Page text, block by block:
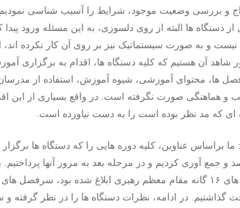
و بررسی وضعیت موجود، شرایط را آسیب شناسی
دستگاه ها البته از روی دلسوزی، به این مسئله ورود
نیست و به صورت سیستماتیک نیز بر روی آن کار نکرده اند،
آن هستیم که کلیه دستگاه ها، اقدام به برگزاری
ها، محتوای آموزشی، شیوه آموزش، استفاده از
و هماهنگی صورت نگرفته است. در واقع بسیاری از این
ای که مد نظر بوده است را به دست نیاورده است.
ما براساس عناوین، کلیه دوره هایی را که دستگاه ها
و جمع آوری کردیم و در مرحله بعد به مرور آنها
قانون ازدواج و سیاست های ۱۶ گانه مقام معظم رهبری ابلاغ شده بود،
در ادامه، نظرات دستگاه ها را در نظر گرفته